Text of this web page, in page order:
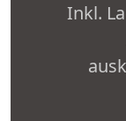
Inkl.